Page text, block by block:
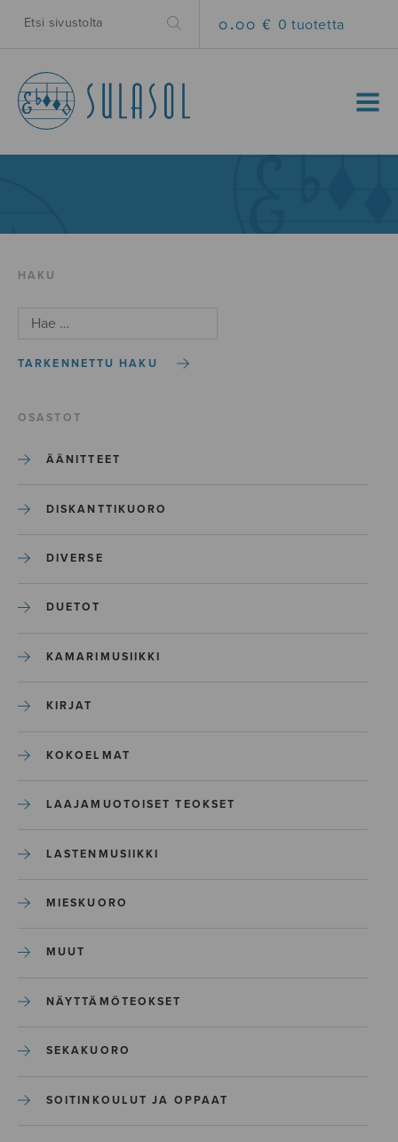
0.00 € 0 tuotetta
MENU
HAKU
TARKENNETTU HAKU
OSASTOT
ÄÄNITTEET
DISKANTTIKUORO
DIVERSE
DUETOT
KAMARIMUSIIKKI
KIRJAT
KOKOELMAT
LAAJAMUOTOISET TEOKSET
LASTENMUSIIKKI
MIESKUORO
MUUT
NÄYTTÄMÖTEOKSET
SEKAKUORO
SOITINKOULUT JA OPPAAT